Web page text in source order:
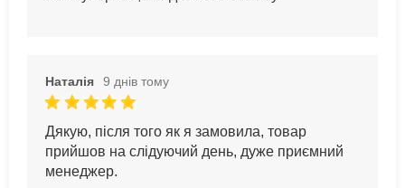
Наталія 9 днів тому
Дякую, після того як я замовила, товар
прийшов на слідуючий день, дуже приємний
менеджер.